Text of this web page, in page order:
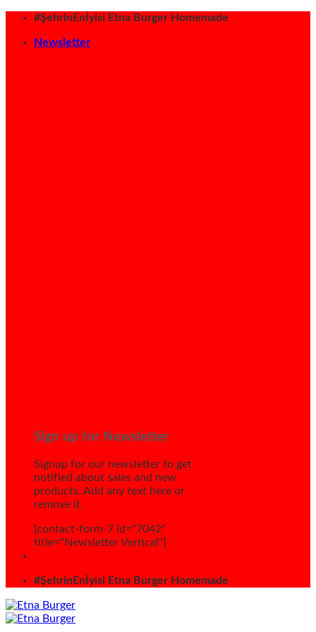
İçeriğe#ŞehrinEnİyisi Etna Burger Homemade
Newsletter
Sign up for Newsletter
Signup for our newsletter to get
notified about sales and new
products. Add any text here or
remove it.
[contact-form-7 id="7042"
title="Newsletter Vertical"]
#ŞehrinEnİyisi Etna Burger Homemade